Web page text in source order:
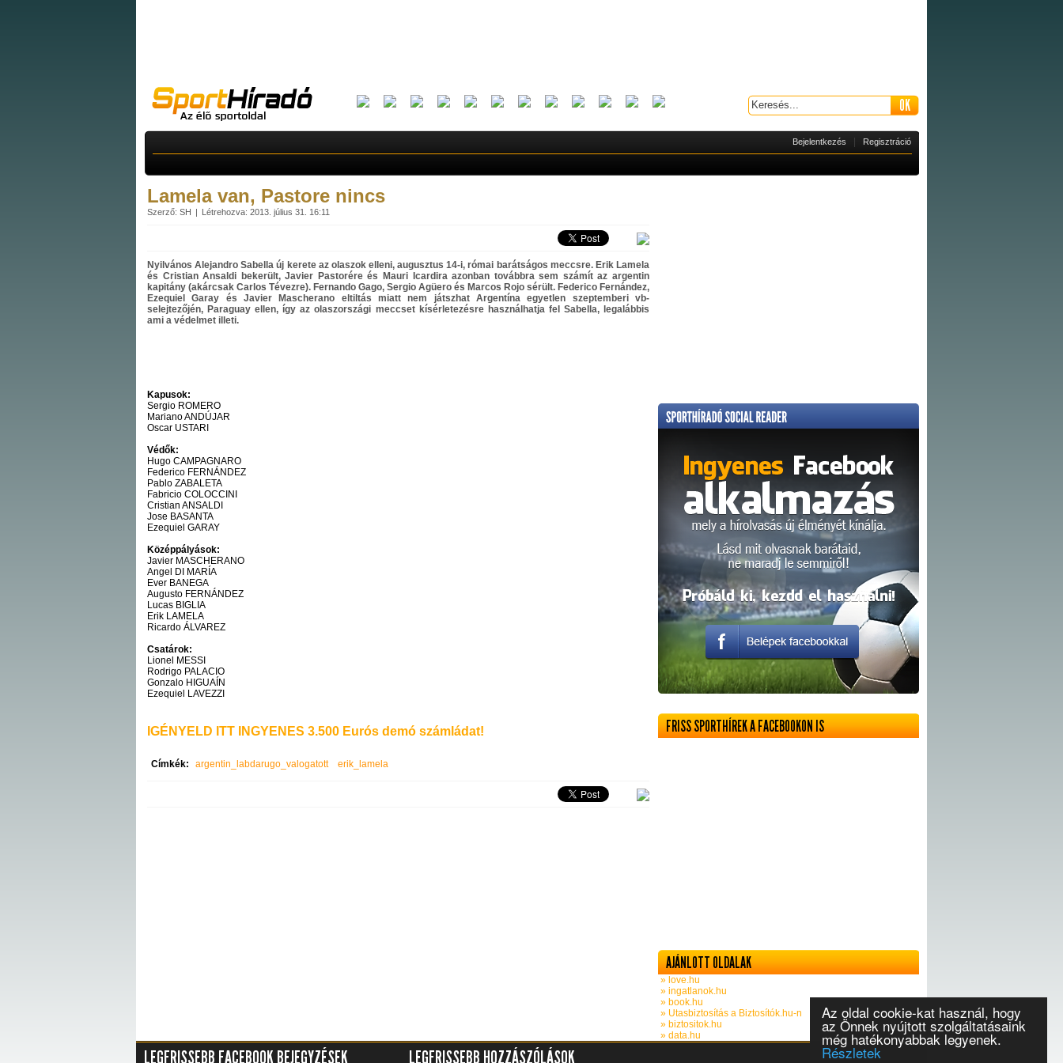
Az oldal cookie-kat használ, hogy
az Önnek nyújtott szolgáltatásaink
még hatékonyabbak legyenek.
Részletek
Bejelentkezés Regisztráció
Lamela van, Pastore nincs
Szerző: SH Létrehozva: 2013. július 31. 16:11
Nyilvános Alejandro Sabella új kerete az olaszok elleni, augusztus 14-i, római barátságos meccsre. Erik Lamela
és Cristian Ansaldi bekerült, Javier Pastorére és Mauri Icardira azonban továbbra sem számít az argentin
kapitány (akárcsak Carlos Tévezre). Fernando Gago, Sergio Agüero és Marcos Rojo sérült. Federico Fernández,
Ezequiel Garay és Javier Mascherano eltiltás miatt nem játszhat Argentína egyetlen szeptemberi vb-
selejtezőjén, Paraguay ellen, így az olaszországi meccset kísérletezésre használhatja fel Sabella, legalábbis
ami a védelmet illeti.
Kapusok:
Sergio ROMERO
Mariano ANDÚJAR
Oscar USTARI
Védők:
Hugo CAMPAGNARO
Federico FERNÁNDEZ
Pablo ZABALETA
Fabricio COLOCCINI
Cristian ANSALDI
Jose BASANTA
Ezequiel GARAY
Középpályások:
Javier MASCHERANO
Angel DI MARÍA
Ever BANEGA
Augusto FERNÁNDEZ
Lucas BIGLIA
Erik LAMELA
Ricardo ÁLVAREZ
Csatárok:
Lionel MESSI
Rodrigo PALACIO
Gonzalo HIGUAÍN
Ezequiel LAVEZZI
IGÉNYELD ITT INGYENES 3.500 Eurós demó számládat!
Címkék: argentin_labdarugo_valogatott erik_lamela
FRISS SPORTHÍREK A FACEBOOKON IS
AJÁNLOTT OLDALAK
» love.hu
» ingatlanok.hu
» book.hu
» Utasbiztosítás a Biztosítók.hu-n
» biztositok.hu
» data.hu
LEGFRISSEBB FACEBOOK BEJEGYZÉSEK LEGFRISSEBB HOZZÁSZÓLÁSOK